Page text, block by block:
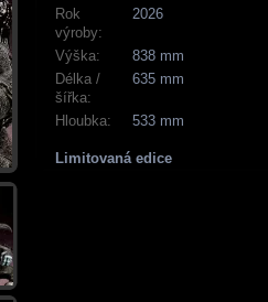
Rok
výroby:
2026
Výška:
838 mm
Délka /
šířka:
635 mm
Hloubka: 533 mm
Limitovaná edice